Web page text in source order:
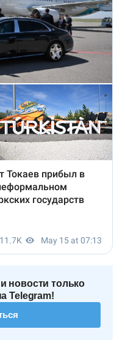
новости только
Telegram!